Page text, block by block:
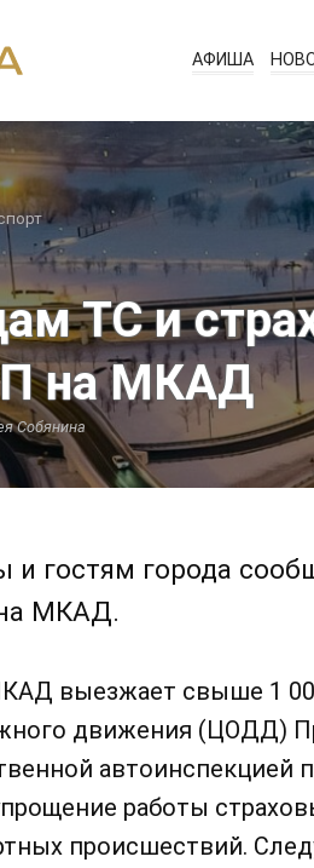
АФИША
ТС и
на МКАД
Собянина
гостям города
МКАД.
выезжает свыше 1
движения (ЦОДД)
автоинспекцией
работы
происшествий.